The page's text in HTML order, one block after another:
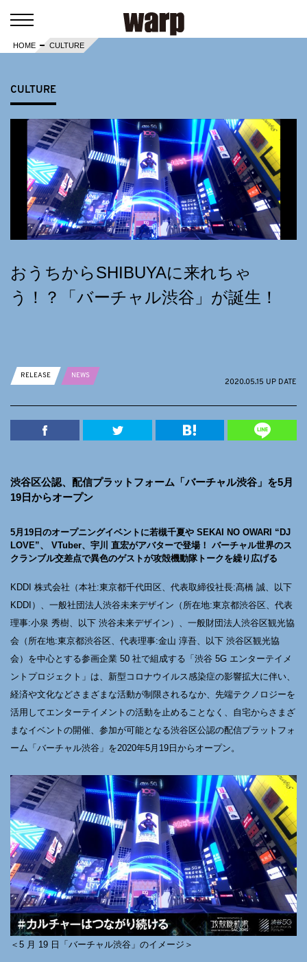
HOME CULTURE
CULTURE
おうちからSHIBUYAに来れちゃ
う！？「バーチャル渋谷」が誕生！
RELEASE
NEWS
2020.05.15 UP DATE
渋谷区公認、配信プラットフォーム「バーチャル渋谷」を5月
19日からオープン
5月19日のオープニングイベントに若槻千夏や SEKAI NO OWARI “DJ
LOVE”、 VTuber、宇川 直宏がアバターで登場！ バーチャル世界のス
クランブル交差点で異色のゲストが攻殻機動隊トークを繰り広げる
KDDI 株式会社（本社:東京都千代田区、代表取締役社長:髙橋 誠、以下
KDDI）、一般社団法人渋谷未来デザイン（所在地:東京都渋谷区、代表
理事:小泉 秀樹、以下 渋谷未来デザイン）、一般財団法人渋谷区観光協
会（所在地:東京都渋谷区、代表理事:金山 淳吾、以下 渋谷区観光協
会）を中心とする参画企業 50 社で組成する「渋谷 5G エンターテイメ
ントプロジェクト」は、新型コロナウイルス感染症の影響拡大に伴い、
経済や文化などさまざまな活動が制限されるなか、先端テクノロジーを
活用してエンターテイメントの活動を止めることなく、自宅からさまざ
まなイベントの開催、参加が可能となる渋谷区公認の配信プラットフォ
ーム「バーチャル渋谷」を2020年5月19日からオープン。
＜5 月 19 日「バーチャル渋谷」のイメージ＞